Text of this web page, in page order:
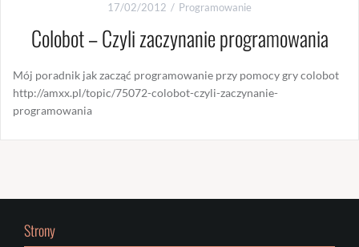
17/02/2012 Programowanie
Colobot – Czyli zaczynanie programowania
Mój poradnik jak zacząć programowanie przy pomocy gry colobot
http://amxx.pl/topic/75072-colobot-czyli-zaczynanie-
programowania
Strony